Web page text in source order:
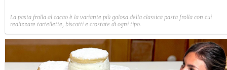
La pasta frolla al cacao è la variante più golosa della classica pasta frolla con cui
realizzare tartellette, biscotti e crostate di ogni tipo.